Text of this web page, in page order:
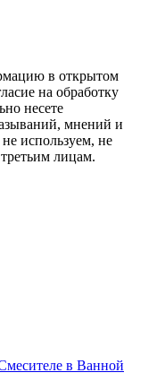
в открытом
на обработку
несете
мнений и
используем, не
лицам.
в Ванной